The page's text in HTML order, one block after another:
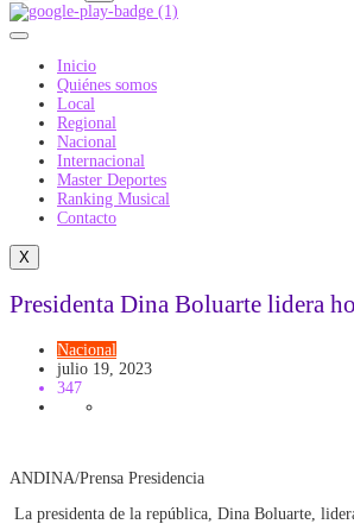
Inicio
Quiénes somos
Local
Regional
Nacional
Internacional
Master Deportes
Ranking Musical
Contacto
X
Presidenta Dina Boluarte lidera
Nacional
julio 19, 2023
347
ANDINA/Prensa Presidencia
La presidenta de la república, Dina Boluarte,